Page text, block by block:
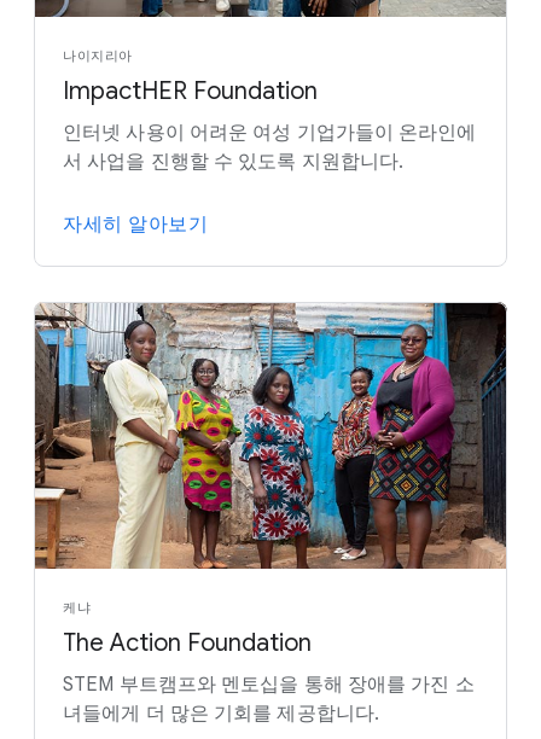
나이지리아
ImpactHER Foundation
인터넷 사용이 어려운 여성 기업가들이 온라인에
서 사업을 진행할 수 있도록 지원합니다.
자세히 알아보기
케냐
The Action Foundation
STEM 부트캠프와 멘토십을 통해 장애를 가진 소
녀들에게 더 많은 기회를 제공합니다.